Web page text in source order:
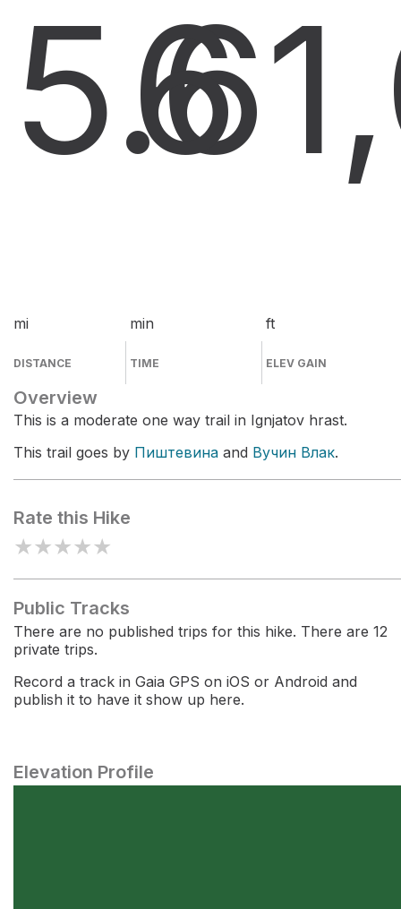
5.6
mi
DISTANCE
6
min
TIME
ft
ELEV GAIN
Overview
This is a moderate one way trail in Ignjatov hrast.
This trail goes by Пиштевина and Вучин Влак.
Rate this Hike
★★★★★
Public Tracks
There are no published trips for this hike. There are 12
private trips.
Record a track in Gaia GPS on iOS or Android and
publish it to have it show up here.
Elevation Profile